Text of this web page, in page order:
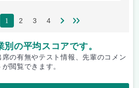
1 2 3 4
別の平均スコアです。
の有無やテスト情報、先輩のコメン
が閲覧できます。